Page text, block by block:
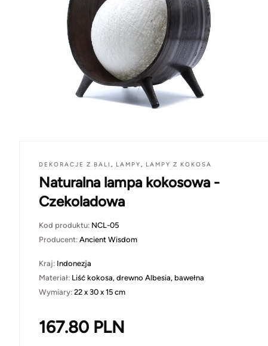
DEKORACJE Z BALI , LAMPY, LAMPY Z KOKOSA
Naturalna lampa kokosowa -
Czekoladowa
Kod produktu: NCL-05
Producent: Ancient Wisdom
Kraj: Indonezja
Materiał: Liść kokosa, drewno Albesia, bawełna
Wymiary: 22 x 30 x 15 cm
167.80 PLN